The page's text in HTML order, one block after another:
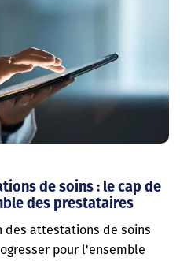
de soins : le cap de
des prestataires
des attestations de soins
pour l'ensemble